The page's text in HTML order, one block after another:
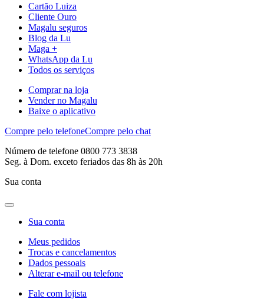
Cartão Luiza
Cliente Ouro
Magalu seguros
Blog da Lu
Maga +
WhatsApp da Lu
Todos os serviços
Comprar na loja
Vender no Magalu
Baixe o aplicativo
Compre pelo telefoneCompre pelo chat
Número de telefone 0800 773 3838
Seg. à Dom. exceto feriados das 8h às 20h
Sua conta
Sua conta
Meus pedidos
Trocas e cancelamentos
Dados pessoais
Alterar e-mail ou telefone
Fale com lojista